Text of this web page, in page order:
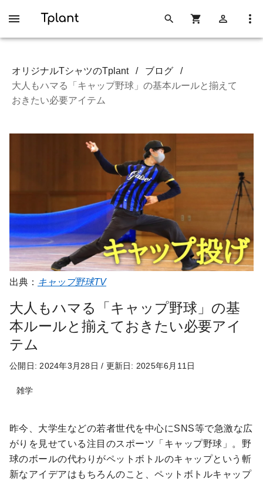
オリジナルTシャツのTplant / ブログ
/
大人もハマる「キャップ野球」の基本ルールと揃えて
おきたい必要アイテム
出典： キャップ野球TV
大人もハマる「キャップ野球」の基
本ルールと揃えておきたい必要アイ
テム
公開日: 2024年3月28日 / 更新日: 2025年6月11日
雑学
昨今、大学生などの若者世代を中心にSNS等で急激な広
がりを見せている注目のスポーツ「キャップ野球」。野
球のボールの代わりがペットボトルのキャップという斬
新なアイデアはもちろんのこと、ペットボトルキャップ